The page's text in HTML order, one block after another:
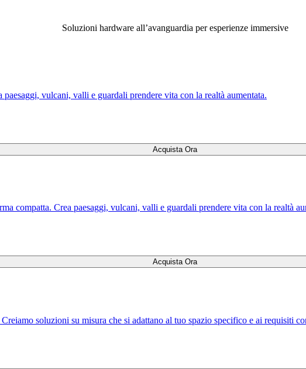
Soluzioni hardware all’avanguardia per esperienze immersive
vulcani, valli e guardali prendere vita con la realtà aumentata.
Acquista Ora
compatta. Crea paesaggi, vulcani, valli e guardali prendere vita con la realtà
Acquista Ora
soluzioni su misura che si adattano al tuo spazio specifico e ai requisiti